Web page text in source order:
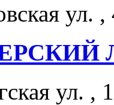
ул.
ул. ,